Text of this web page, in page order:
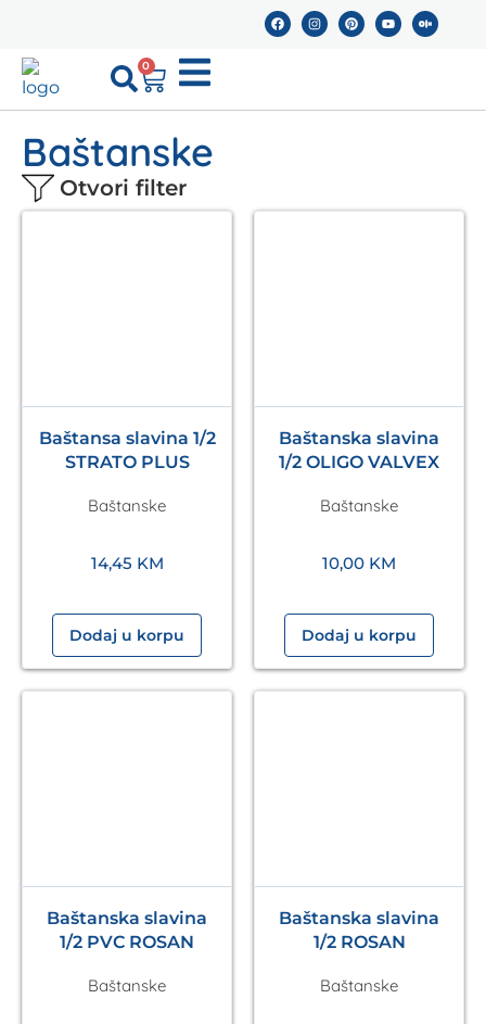
0
Baštanske
Otvori filter
Baštansa slavina 1/2
STRATO PLUS
Baštanske
14,45 KM
Dodaj u korpu
Baštanska slavina
1/2 OLIGO VALVEX
Baštanske
10,00 KM
Dodaj u korpu
Baštanska slavina
1/2 PVC ROSAN
Baštanske
Baštanska slavina
1/2 ROSAN
Baštanske